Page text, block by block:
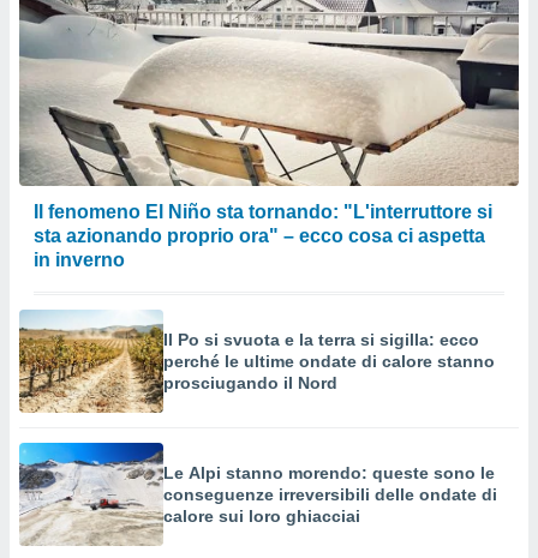
Il fenomeno El Niño sta tornando: "L'interruttore si
sta azionando proprio ora" – ecco cosa ci aspetta
in inverno
Il Po si svuota e la terra si sigilla: ecco
perché le ultime ondate di calore stanno
prosciugando il Nord
Le Alpi stanno morendo: queste sono le
conseguenze irreversibili delle ondate di
calore sui loro ghiacciai